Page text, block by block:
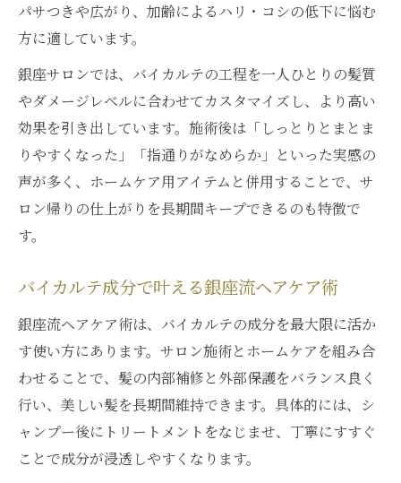
パサつきや広がり、加齢によるハリ・コシの低下に悩む
方に適しています。
銀座サロンでは、バイカルテの工程を一人ひとりの髪質
やダメージレベルに合わせてカスタマイズし、より高い
効果を引き出しています。施術後は「しっとりとまとま
りやすくなった」「指通りがなめらか」といった実感の
声が多く、ホームケア用アイテムと併用することで、サ
ロン帰りの仕上がりを長期間キープできるのも特徴で
す。
バイカルテ成分で叶える銀座流ヘアケア術
銀座流ヘアケア術は、バイカルテの成分を最大限に活か
す使い方にあります。サロン施術とホームケアを組み合
わせることで、髪の内部補修と外部保護をバランス良く
行い、美しい髪を長期間維持できます。具体的には、シ
ャンプー後にトリートメントをなじませ、丁寧にすすぐ
ことで成分が浸透しやすくなります。